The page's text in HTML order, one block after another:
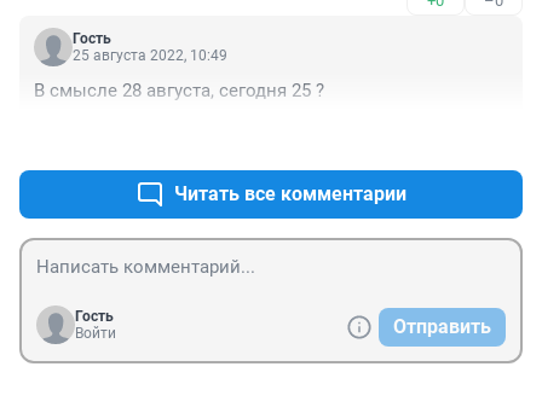
Гость
25 августа 2022, 10:49
В смысле 28 августа, сегодня 25 ?
Читать все комментарии
Гость
Войти
Отправить